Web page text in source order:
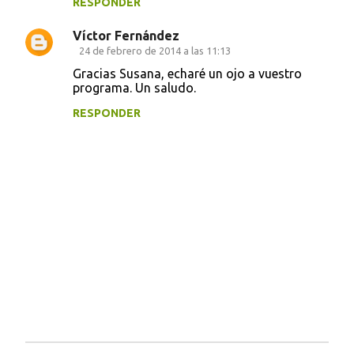
Víctor Fernández
24 de febrero de 2014 a las 11:13
Gracias Susana, echaré un ojo a vuestro
programa. Un saludo.
RESPONDER